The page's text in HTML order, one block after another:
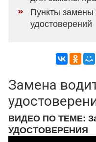
Пункты замены
удостоверений
Замена
ВИДЕО ПО ТЕМЕ:
УДОСТОВЕРЕНИЯ